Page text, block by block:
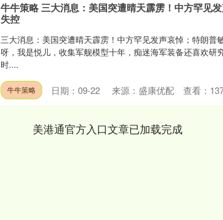
牛牛策略 三大消息：美国突遭晴天霹雳！中方罕见
失控
三大消息：美国突遭晴天霹雳！中方罕见发声哀悼；特朗普
呀，我是悦儿，收集军舰模型十年，痴迷海军装备还喜欢研
时....
牛牛策略 日期：09-22 来源：盛康优配 查看：
美港通官方入口文章已加载完成